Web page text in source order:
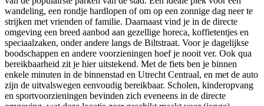
wandeling, een rondje hardlopen of om op een zonnige dag neer te
strijken met vrienden of familie. Daarnaast vind je in de directe
omgeving een breed aanbod aan gezellige horeca, koffietentjes en
speciaalzaken, onder andere langs de Biltstraat. Voor je dagelijkse
boodschappen en andere voorzieningen hoef je nooit ver. Ook qua
bereikbaarheid zit je hier uitstekend. Met de fiets ben je binnen
enkele minuten in de binnenstad en Utrecht Centraal, en met de auto
zijn de uitvalswegen eenvoudig bereikbaar. Scholen, kinderopvang
en sportvoorzieningen bevinden zich eveneens in de directe